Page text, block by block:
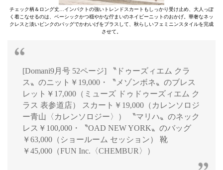
チェック柄＆ロング丈…インパクトの強いトレンドスカートもしっかり受け止め、大人っぽ
く着こなせるのは、ベーシックかつ穏やかな佇まいのネイビーニットのおかげ。華奢なネッ
クレスと淡いピンクのバッグでかわいげをプラスして、秋らしいフェミニンスタイルを完成
させて。
[Domani9月号 52ページ] 〝ドゥーズィエム クラ
ス〟のニット￥19,000・〝メゾンボネ〟のブレス
レット￥17,000（ミューズ ドゥドゥーズィエム ク
ラス 表参道店） スカート￥19,000（カレンソロジ
ー青山〈カレンソロジー〉） 〝マリハ〟のネック
レス￥100,000・〝OAD NEW YORK〟のバッグ
￥63,000（ショールーム セッション） 靴
￥45,000（FUN Inc.〈CHEMBUR〉）